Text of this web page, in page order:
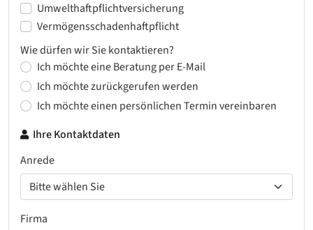
Umwelthaftpflichtversicherung
Vermögensschadenhaftpflicht
Wie dürfen wir Sie kontaktieren?
Ich möchte eine Beratung per E-Mail
Ich möchte zurückgerufen werden
Ich möchte einen persönlichen Termin vereinbaren
Ihre Kontaktdaten
Anrede
Firma